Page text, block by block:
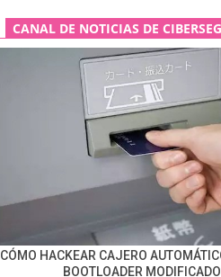
CANAL DE NOTICIAS DE
CÓMO HACKEAR CAJERO
BOOTLOADER MODIFICADO